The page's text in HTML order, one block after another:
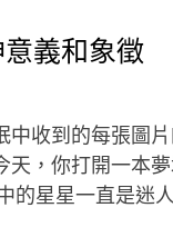
義和象徵
中收到的每張圖
天，你打開一本
的星星一直是迷